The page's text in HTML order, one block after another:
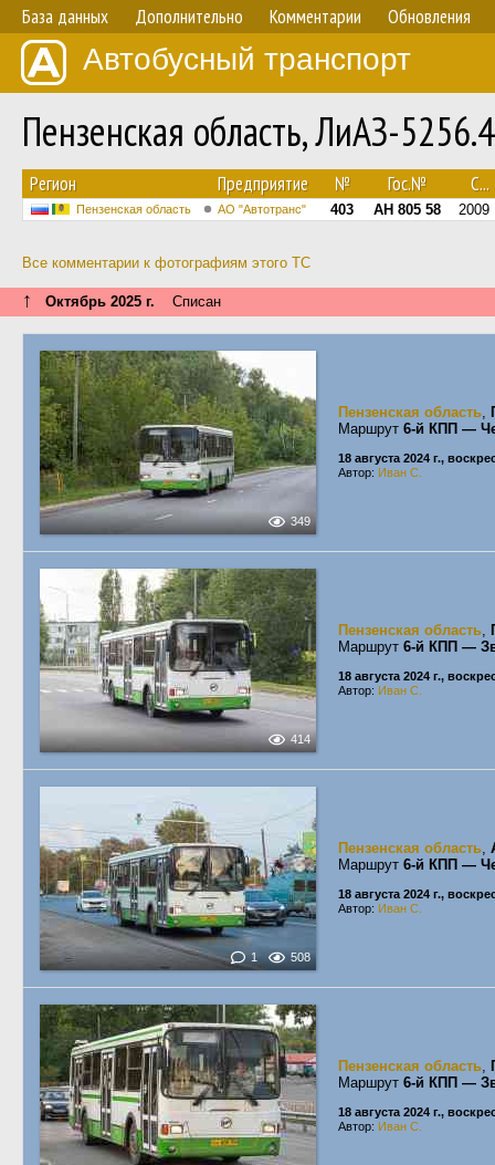
База данных Дополнительно Комментарии Обновления
Автобусный транспорт
Пензенская область, ЛиАЗ-
Регион Предприятие № Гос.№ С...
Пензенская область АО "Автотранс" 403 АН 805 58 2009
Все комментарии к фотографиям этого ТС
↑ Октябрь 2025 г. Списан
349
Пензенская область,
Маршрут 6-й КПП —
18 августа 2024 г.,
Автор: Иван С.
414
Пензенская область,
Маршрут 6-й КПП —
18 августа 2024 г.,
Автор: Иван С.
1 508
Пензенская область,
Маршрут 6-й КПП —
18 августа 2024 г.,
Автор: Иван С.
Пензенская область,
Маршрут 6-й КПП —
18 августа 2024 г.,
Автор: Иван С.